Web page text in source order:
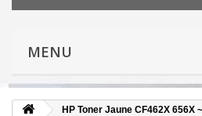
MENU
HP Toner Jaune CF462X 656X